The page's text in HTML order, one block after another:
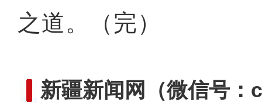
之道。（完）
新疆新闻网 （微信号